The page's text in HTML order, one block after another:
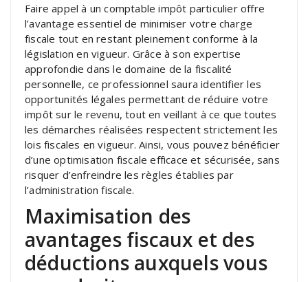
Faire appel à un comptable impôt particulier offre
l’avantage essentiel de minimiser votre charge
fiscale tout en restant pleinement conforme à la
législation en vigueur. Grâce à son expertise
approfondie dans le domaine de la fiscalité
personnelle, ce professionnel saura identifier les
opportunités légales permettant de réduire votre
impôt sur le revenu, tout en veillant à ce que toutes
les démarches réalisées respectent strictement les
lois fiscales en vigueur. Ainsi, vous pouvez bénéficier
d’une optimisation fiscale efficace et sécurisée, sans
risquer d’enfreindre les règles établies par
l’administration fiscale.
Maximisation des
avantages fiscaux et des
déductions auxquels vous